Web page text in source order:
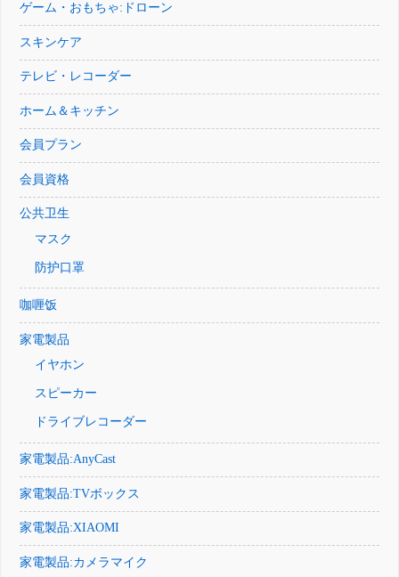
ゲーム・おもちゃ:ドローン
スキンケア
テレビ・レコーダー
ホーム＆キッチン
会員プラン
会員資格
公共卫生
マスク
防护口罩
咖喱饭
家電製品
イヤホン
スピーカー
ドライブレコーダー
家電製品:AnyCast
家電製品:TVボックス
家電製品:XIAOMI
家電製品:カメラマイク